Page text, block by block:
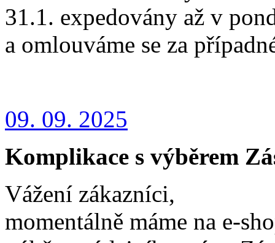
31.1. expedovány až v
a omlouváme se za
09. 09. 2025
Komplikace s výběrem
Vážení zákazníci,
momentálně máme na e-